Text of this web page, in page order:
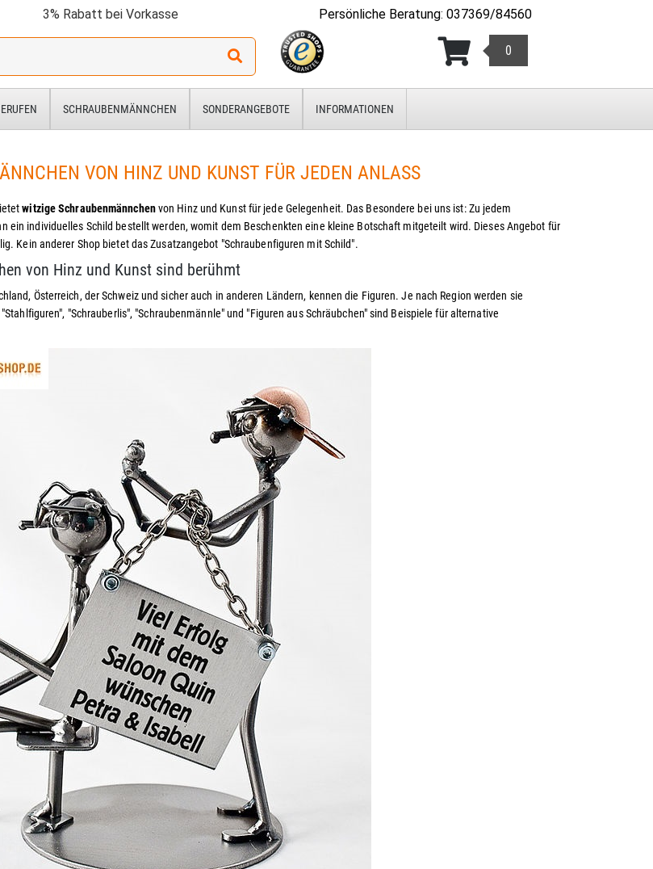
3% Rabatt bei Vorkasse Persönliche Beratung: 037369/84560
0
SCHRAUBENMÄNNCHEN SONDERANGEBOTE INFORMATIONEN
VON HINZ UND KUNST FÜR JEDEN ANLASS
witzige Schraubenmännchenvon Hinz und Kunstfür jede Gelegenheit. Das Besondere bei uns ist: Zu jedem
ein individuelles Schild bestellt werden, womit dem Beschenkten eine kleine Botschaft mitgeteilt wird. Dieses Angebot für
Kein anderer Shop bietet das Zusatzangebot "Schraubenfiguren mit Schild".
von Hinz und Kunst sind berühmt
Österreich, der Schweiz und sicher auch in anderen Ländern, kennen die Figuren. Je nach Region werden sie
"Schrauberlis", "Schraubenmännle" und "Figuren aus Schräubchen" sind Beispiele für alternative